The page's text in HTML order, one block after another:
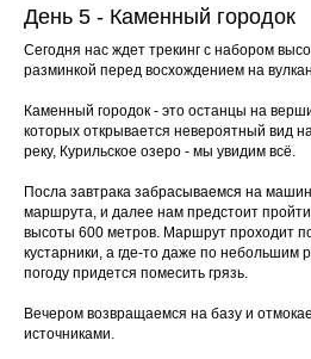
День 5 - Каменный городок
Сегодня нас ждет трекинг с набором
разминкой перед восхождением на
Каменный городок - это останцы на
которых открывается невероятный вид
реку, Курильское озеро - мы увидим всё.
Посла завтрака забрасываемся на
маршрута, и далее нам предстоит
высоты 600 метров. Маршрут проходит
кустарники, а где-то даже по небольшим
погоду придется помесить грязь.
Вечером возвращаемся на базу и
источниками.